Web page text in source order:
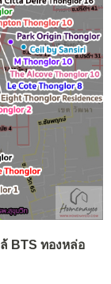
BTS ทองหล่อ